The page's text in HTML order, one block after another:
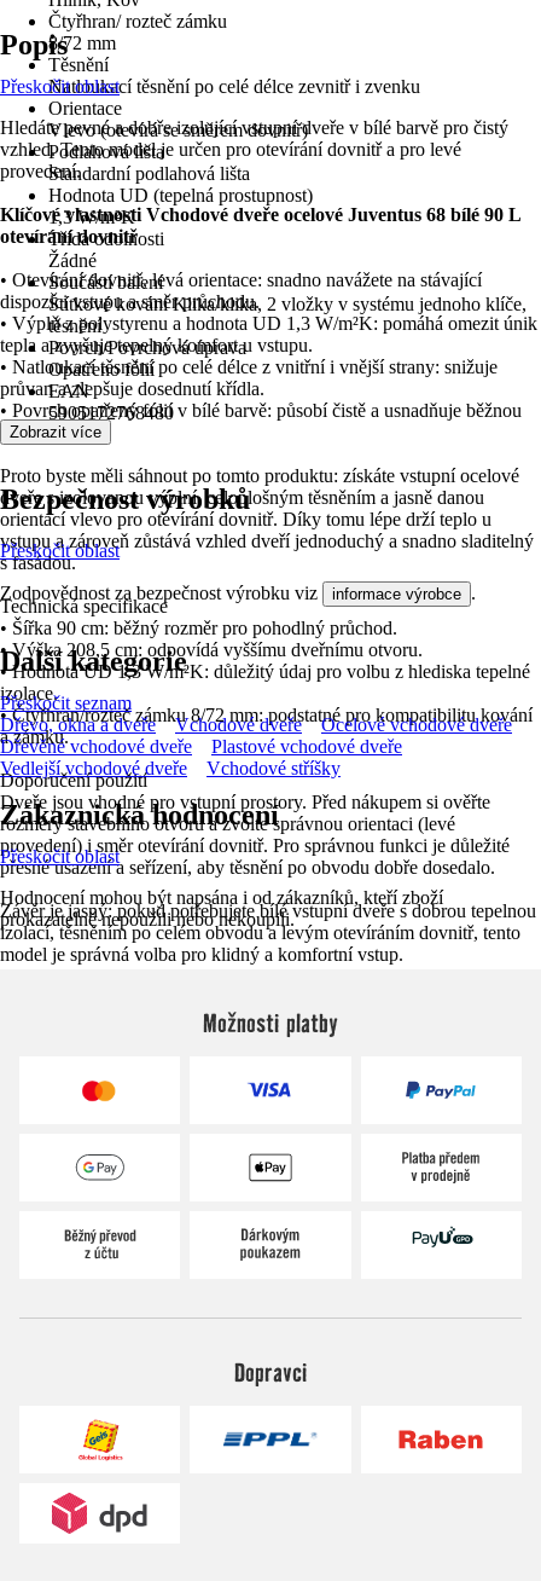
Čtyřhran/ rozteč zámku
8/72 mm
Těsnění
Natloukací těsnění po celé délce zevnitř i zvenku
Orientace
Vlevo (otevírá se směrem dovnitř)
Podlahová lišta
Standardní podlahová lišta
Hodnota UD (tepelná prostupnost)
1,3 W/m²K
Třída odolnosti
Žádné
Součástí balení
Štítkové kování Klika/klika, 2 vložky v systému jednoho klíče,
těsnění
Povrch/Povrchová úprava
Opatřeno fólií
EAN
5905172768480
Popis
Přeskočit oblast
Hledáte pevné a dobře izolující vstupní dveře v bílé barvě pro čistý
vzhled. Tento model je určen pro otevírání dovnitř a pro levé
provedení.
Klíčové vlastnosti Vchodové dveře ocelové Juventus 68 bílé 90 L
otevírání dovnitř
• Otevírání dovnitř, levá orientace: snadno navážete na stávající
dispozici vstupu a směr průchodu.
• Výplň z polystyrenu a hodnota UD 1,3 W/m²K: pomáhá omezit únik
tepla a zvyšuje tepelný komfort u vstupu.
• Natloukací těsnění po celé délce z vnitřní i vnější strany: snižuje
průvan a zlepšuje dosednutí křídla.
• Povrch opatřený fólií v bílé barvě: působí čistě a usnadňuje běžnou
údržbu.
Proto byste měli sáhnout po tomto produktu: získáte vstupní ocelové
dveře s izolovanou výplní, celoplošným těsněním a jasně danou
orientací vlevo pro otevírání dovnitř. Díky tomu lépe drží teplo u
vstupu a zároveň zůstává vzhled dveří jednoduchý a snadno sladitelný
s fasádou.
Technická specifikace
• Šířka 90 cm: běžný rozměr pro pohodlný průchod.
• Výška 208,5 cm: odpovídá vyššímu dveřnímu otvoru.
• Hodnota UD 1,3 W/m²K: důležitý údaj pro volbu z hlediska tepelné
izolace.
• Čtyřhran/rozteč zámku 8/72 mm: podstatné pro kompatibilitu kování
a zámku.
Doporučení použití
Dveře jsou vhodné pro vstupní prostory. Před nákupem si ověřte
rozměry stavebního otvoru a zvolte správnou orientaci (levé
provedení) i směr otevírání dovnitř. Pro správnou funkci je důležité
přesné usazení a seřízení, aby těsnění po obvodu dobře dosedalo.
Závěr je jasný: pokud potřebujete bílé vstupní dveře s dobrou tepelnou
izolací, těsněním po celém obvodu a levým otevíráním dovnitř, tento
model je správná volba pro klidný a komfortní vstup.
Zobrazit více
Bezpečnost výrobků
Přeskočit oblast
Zodpovědnost za bezpečnost výrobku viz informace výrobce .
Další kategorie
Přeskočit seznam
Dřevo, okna a dveře
Vchodové dveře
Ocelové vchodové dveře
Dřevěné vchodové dveře
Plastové vchodové dveře
Vedlejší vchodové dveře
Vchodové stříšky
Zákaznická hodnocení
Přeskočit oblast
Hodnocení mohou být napsána i od zákazníků, kteří zboží
prokazatelně nepoužili nebo nekoupili.
Možnosti platby
Dopravci